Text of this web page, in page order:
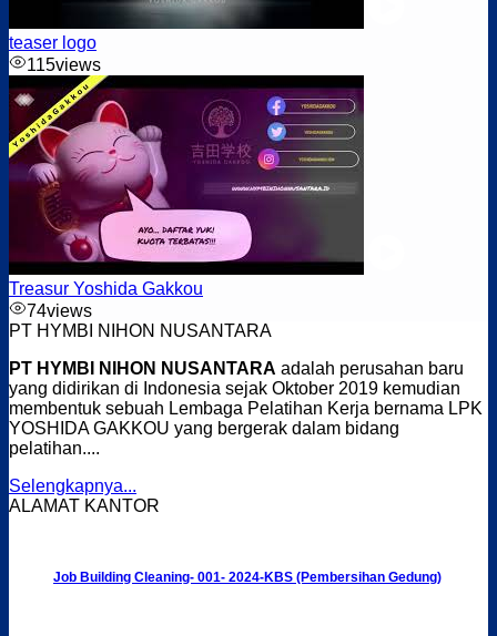
Job Pengolahan Makanan-002-2024-CB
Job Building Cleaning- 001- 2024-KBS (Pembersihan Gedung)
teaser logo
115views
Treasur Yoshida Gakkou
74views
PT HYMBI NIHON NUSANTARA
PT HYMBI NIHON NUSANTARA adalah perusahan baru
yang didirikan di Indonesia sejak Oktober 2019 kemudian
membentuk sebuah Lembaga Pelatihan Kerja bernama LPK
YOSHIDA GAKKOU yang bergerak dalam bidang
pelatihan....
Selengkapnya...
ALAMAT KANTOR